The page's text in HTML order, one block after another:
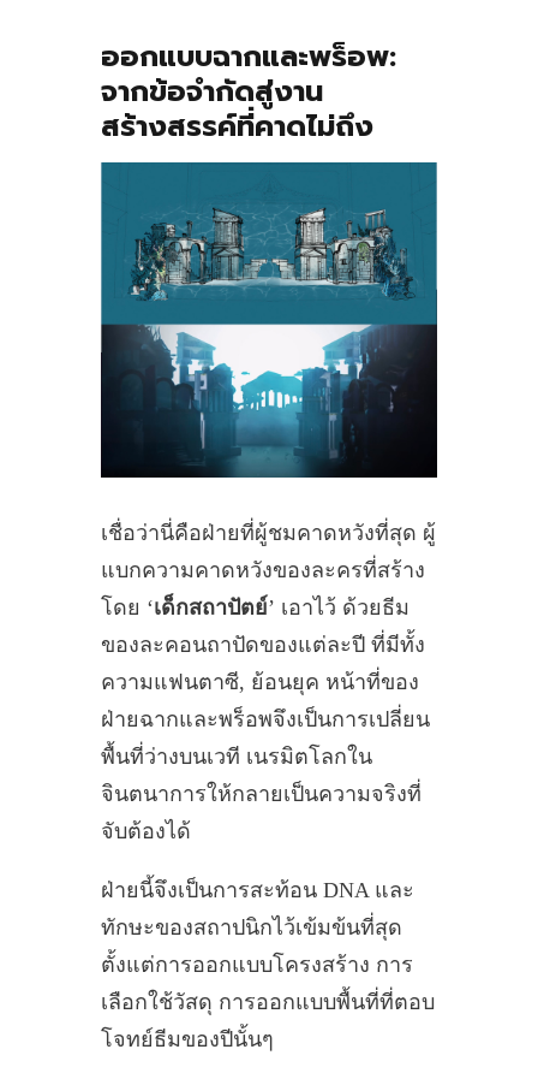
ออกแบบฉากและพร็อพ:
จากข้อจำกัดสู่งาน
สร้างสรรค์ที่คาดไม่ถึง
เชื่อว่านี่คือฝ่ายที่ผู้ชมคาดหวังที่สุด ผู้
แบกความคาดหวังของละครที่สร้าง
โดย ‘เด็กสถาปัตย์’ เอาไว้ ด้วยธีม
ของละคอนถาปัดของแต่ละปี ที่มีทั้ง
ความแฟนตาซี, ย้อนยุค หน้าที่ของ
ฝ่ายฉากและพร็อพจึงเป็นการเปลี่ยน
พื้นที่ว่างบนเวที เนรมิตโลกใน
จินตนาการให้กลายเป็นความจริงที่
จับต้องได้
ฝ่ายนี้จึงเป็นการสะท้อน DNA และ
ทักษะของสถาปนิกไว้เข้มข้นที่สุด
ตั้งแต่การออกแบบโครงสร้าง การ
เลือกใช้วัสดุ การออกแบบพื้นที่ที่ตอบ
โจทย์ธีมของปีนั้นๆ